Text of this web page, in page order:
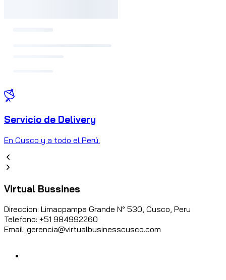
Servicio de Delivery
En Cusco y a todo el Perú.
Virtual Bussines
Direccion: Limacpampa Grande N° 530, Cusco, Peru
Telefono: +51 984992260
Email: gerencia@virtualbusinesscusco.com